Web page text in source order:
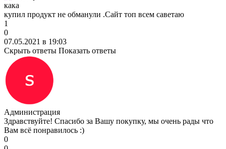
кака
купил продукт не обманули .Сайт топ всем саветаю
1
0
07.05.2021 в 19:03
Скрыть ответы Показать ответы
Администрация
Здравствуйте! Спасибо за Вашу покупку, мы очень рады что
Вам всё понравилось :)
0